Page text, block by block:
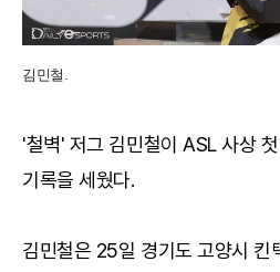
김민철.
'철벽' 저그 김민철이 ASL 사상
기록을 세웠다.
김민철은 25일 경기도 고양시 킨